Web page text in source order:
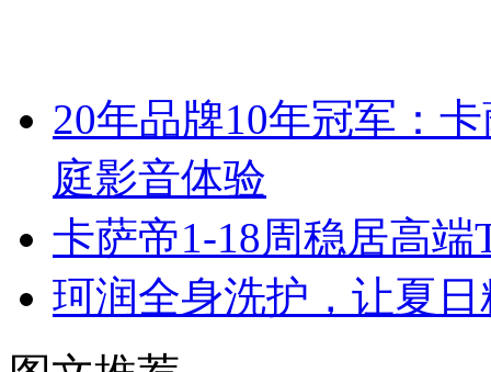
20年品牌10年冠军：
庭影音体验
卡萨帝1-18周稳居高
珂润全身洗护，让夏